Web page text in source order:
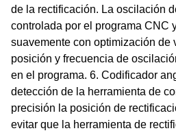
de la rectificación. La oscilación
controlada por el programa CNC
suavemente con optimización de
posición y frecuencia de
en el programa. 6. Codificador
detección de la herramienta de
precisión la posición de
evitar que la herramienta de